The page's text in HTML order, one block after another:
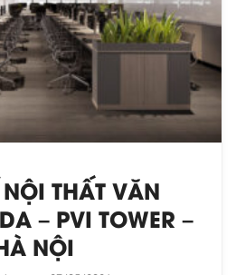
NỘI THẤT VĂN
– PVI TOWER –
NỘI